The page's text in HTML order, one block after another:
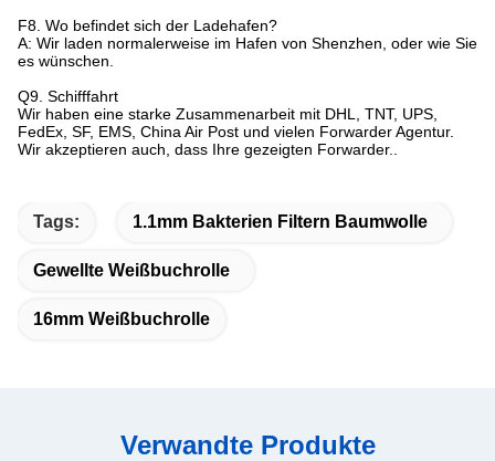
F8. Wo befindet sich der Ladehafen?
A: Wir laden normalerweise im Hafen von Shenzhen, oder wie Sie
es wünschen.
Q9. Schifffahrt
Wir haben eine starke Zusammenarbeit mit DHL, TNT, UPS,
FedEx, SF, EMS, China Air Post und vielen Forwarder Agentur.
Wir akzeptieren auch, dass Ihre gezeigten Forwarder..
Tags: 1.1mm Bakterien Filtern Baumwolle
Gewellte Weißbuchrolle
16mm Weißbuchrolle
Verwandte Produkte